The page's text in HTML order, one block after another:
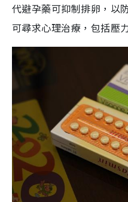
代避孕藥可抑制排卵，以
可尋求心理治療，包括壓